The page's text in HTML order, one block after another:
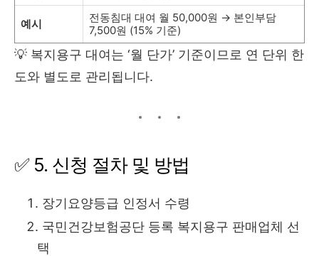
예시
전동침대 대여 월 50,000원 → 본인부담
7,500원 (15% 기준)
💡 복지용구 대여는 ‘월 단가’ 기준이므로 연 단위 한
도와 별도로 관리됩니다.
✅ 5. 신청 절차 및 방법
장기요양등급 인정서 수령
국민건강보험공단 등록 복지용구 판매업체 선
택